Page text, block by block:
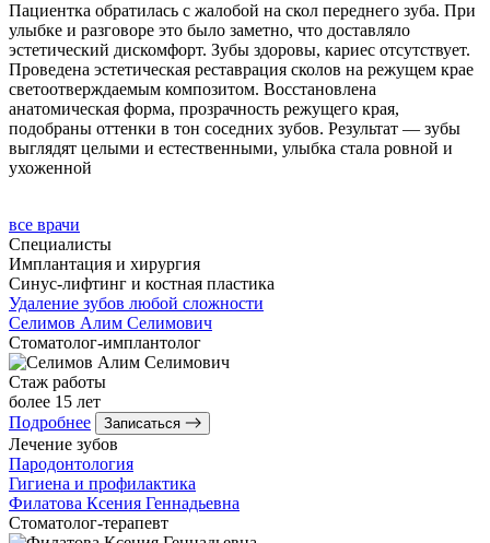
Пациентка обратилась с жалобой на скол переднего зуба. При
улыбке и разговоре это было заметно, что доставляло
эстетический дискомфорт. Зубы здоровы, кариес отсутствует.
Проведена эстетическая реставрация сколов на режущем крае
светоотверждаемым композитом. Восстановлена
анатомическая форма, прозрачность режущего края,
подобраны оттенки в тон соседних зубов. Результат — зубы
выглядят целыми и естественными, улыбка стала ровной и
ухоженной
все врачи
Специалисты
Имплантация и хирургия
Синус-лифтинг и костная пластика
Удаление зубов любой сложности
Селимов Алим Селимович
Стоматолог-имплантолог
Стаж работы
более 15 лет
Подробнее
Записаться
Лечение зубов
Пародонтология
Гигиена и профилактика
Филатова Ксения Геннадьевна
Стоматолог-терапевт